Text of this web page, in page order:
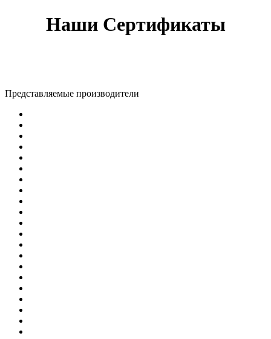
Наши Сертификаты
Представляемые производители